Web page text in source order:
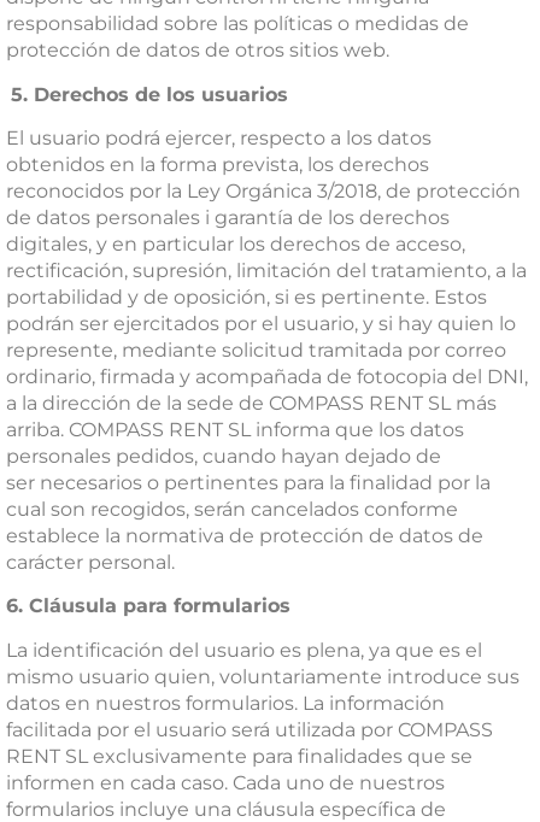
responsabilidad sobre las políticas o medidas de
protección de datos de otros sitios web.
5. Derechos de los usuarios
El usuario podrá ejercer, respecto a los datos
obtenidos en la forma prevista, los derechos
reconocidos por la Ley Orgánica 3/2018, de protección
de datos personales i garantía de los derechos
digitales, y en particular los derechos de acceso,
rectificación, supresión, limitación del tratamiento, a la
portabilidad y de oposición, si es pertinente. Estos
podrán ser ejercitados por el usuario, y si hay quien lo
represente, mediante solicitud tramitada por correo
ordinario, firmada y acompañada de fotocopia del DNI,
a la dirección de la sede de COMPASS RENT SL más
arriba. COMPASS RENT SLinforma que los datos
personales pedidos, cuando hayan dejado de
ser necesarios o pertinentes para la finalidad por la
cual son recogidos, serán cancelados conforme
establece la normativa de protección de datos de
carácter personal.
6. Cláusula para formularios
La identificación del usuario es plena, ya que es el
mismo usuario quien, voluntariamente introduce sus
datos en nuestros formularios. La información
facilitada por el usuario será utilizada por COMPASS
RENT SL exclusivamente para finalidades que se
informen en cada caso. Cada uno de nuestros
formularios incluye una cláusula específica de